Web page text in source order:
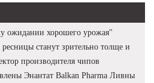
ожидании хорошего урожая"
станут зрительно толще и
производителя чипов
Энантат Balkan Pharma Ливны